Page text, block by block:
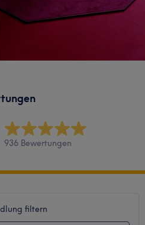
936 Bewertungen
filtern